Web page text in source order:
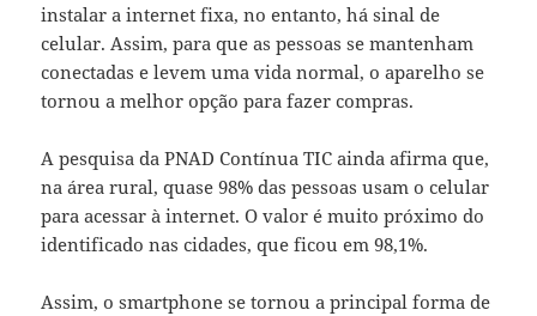
instalar a internet fixa, no entanto, há sinal de
celular. Assim, para que as pessoas se mantenham
conectadas e levem uma vida normal, o aparelho se
tornou a melhor opção para fazer compras.
A pesquisa da PNAD Contínua TIC ainda afirma que,
na área rural, quase 98% das pessoas usam o celular
para acessar à internet. O valor é muito próximo do
identificado nas cidades, que ficou em 98,1%.
Assim, o smartphone se tornou a principal forma de